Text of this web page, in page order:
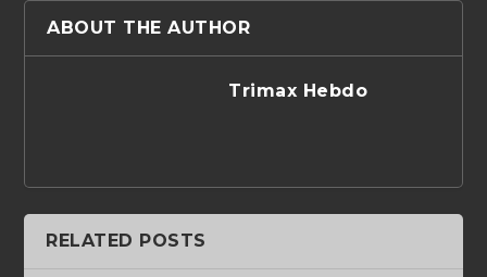
ABOUT THE AUTHOR
Trimax Hebdo
RELATED POSTS